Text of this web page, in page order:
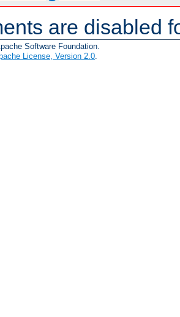
are disabled
Software Foundation.
License, Version 2.0